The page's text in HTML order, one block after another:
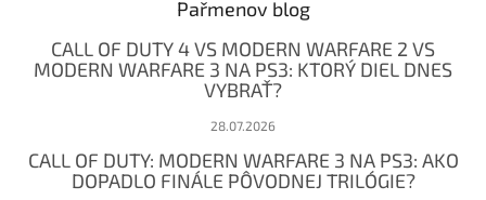
Pařmenov blog
CALL OF DUTY 4 VS MODERN WARFARE 2 VS
MODERN WARFARE 3 NA PS3: KTORÝ DIEL DNES
VYBRAŤ?
28.07.2026
CALL OF DUTY: MODERN WARFARE 3 NA PS3: AKO
DOPADLO FINÁLE PÔVODNEJ TRILÓGIE?